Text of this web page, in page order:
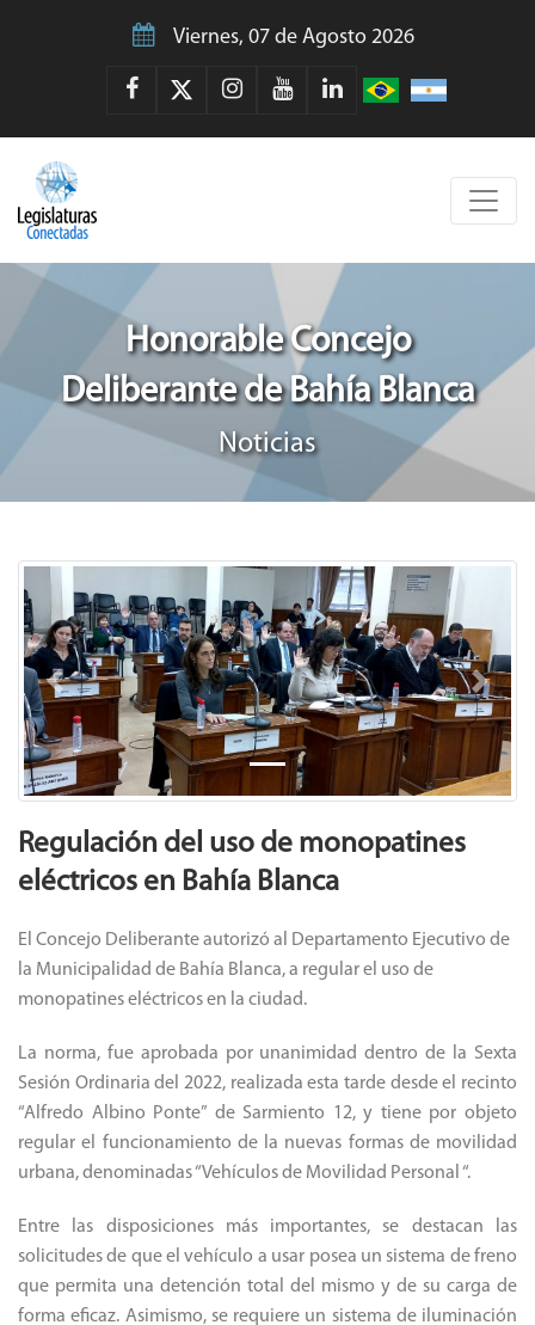
Viernes, 07 de Agosto 2026
Honorable Concejo
Deliberante de Bahía Blanca
Noticias
Previous Next
Regulación del uso de monopatines
eléctricos en Bahía Blanca
El Concejo Deliberante autorizó al Departamento Ejecutivo de
la Municipalidad de Bahía Blanca, a regular el uso de
monopatines eléctricos en la ciudad.
La norma, fue aprobada por unanimidad dentro de la Sexta
Sesión Ordinaria del 2022, realizada esta tarde desde el recinto
“Alfredo Albino Ponte” de Sarmiento 12, y tiene por objeto
regular el funcionamiento de la nuevas formas de movilidad
urbana, denominadas “Vehículos de Movilidad Personal “.
Entre las disposiciones más importantes, se destacan las
solicitudes de que el vehículo a usar posea un sistema de freno
que permita una detención total del mismo y de su carga de
forma eficaz. Asimismo, se requiere un sistema de iluminación